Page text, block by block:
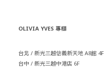
OLIVIA YVES 專櫃
台北 / 新光三越信義新天地 A8館 4F
台中 / 新光三越中港店 6F